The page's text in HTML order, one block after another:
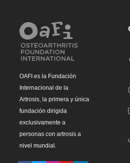
OAFI es la Fundación
Internacional de la
Artrosis, la primera y única
fundación dirigida
exclusivamente a
personas con artrosis a
nivel mundial.